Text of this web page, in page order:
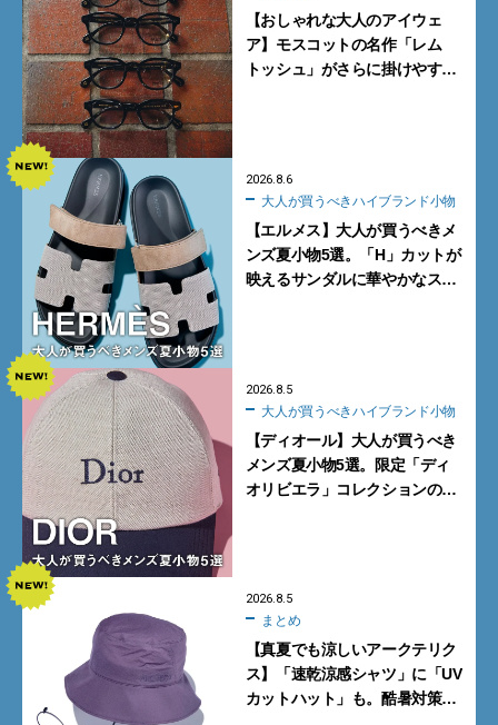
【おしゃれな大人のアイウェ
ア】モスコットの名作「レム
トッシュ」がさらに掛けやす
2026.8.6
大人が買うべきハイブランド小物
【エルメス】大人が買うべきメ
ンズ夏小物5選。「H」カットが
映えるサンダルに華やかなス
2026.8.5
大人が買うべきハイブランド小物
【ディオール】大人が買うべき
メンズ夏小物5選。限定「ディ
オリビエラ」コレクションの
2026.8.5
まとめ
【真夏でも涼しいアークテリク
ス】「速乾涼感シャツ」に「UV
カットハット」も。酷暑対策に